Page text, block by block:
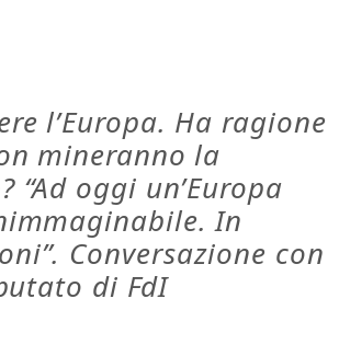
l’Europa. Ha ragione
mineranno la
“Ad oggi un’Europa
In
Conversazione con
di FdI